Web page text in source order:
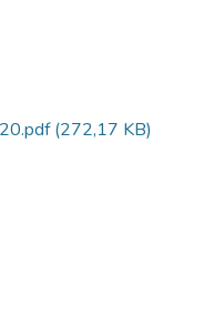
(272,17 KB)